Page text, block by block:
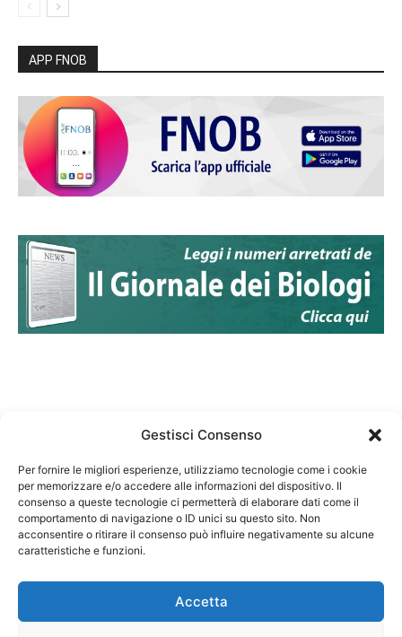
Gestisci Consenso
Per fornire le migliori esperienze, utilizziamo tecnologie come i cookie
per memorizzare e/o accedere alle informazioni del dispositivo. Il
consenso a queste tecnologie ci permetterà di elaborare dati come il
comportamento di navigazione o ID unici su questo sito. Non
acconsentire o ritirare il consenso può influire negativamente su alcune
caratteristiche e funzioni.
Accetta
APP FNOB
Federazione Nazionale Degli Ordini dei Biologi:
codice fiscale 80069130583
Responsabile sito internet www.fnob.it: